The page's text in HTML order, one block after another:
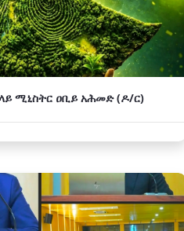
ሚኒስትር ዐቢይ አሕመድ (ዶ/ር)